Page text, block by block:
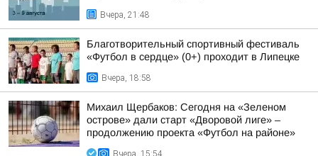
Вчера, 21:48
Благотворительный спортивный фестиваль
«Футбол в сердце» (0+) проходит в Липецке
Вчера, 18:58
Михаил Щербаков: Сегодня на «Зеленом
острове» дали старт «Дворовой лиге» –
продолжению проекта «Футбол на районе»
Вчера, 15:54